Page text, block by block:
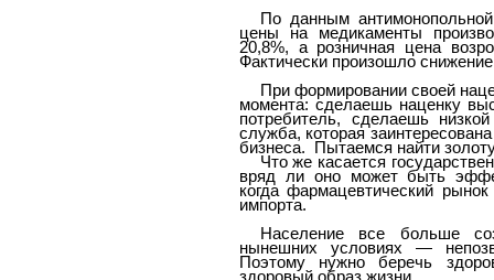
По данным
цены на медикаменты
20,8%, а розничная цена
Фактически произошло
При формировании своей
момента: сделаешь наценку
потребитель, сделаешь
служба, которая
бизнеса.
Пытаемся найти
Что же касается
вряд ли оно может быть
когда фармацевтический
импорта.
Население все больше
нынешних условиях —
Поэтому нужно беречь